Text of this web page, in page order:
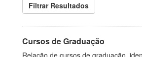
Filtrar Resultados
Cursos de Graduação
Relação de cursos de graduação,